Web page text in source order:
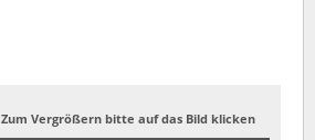
Zum Vergrößern bitte auf das Bild klicken